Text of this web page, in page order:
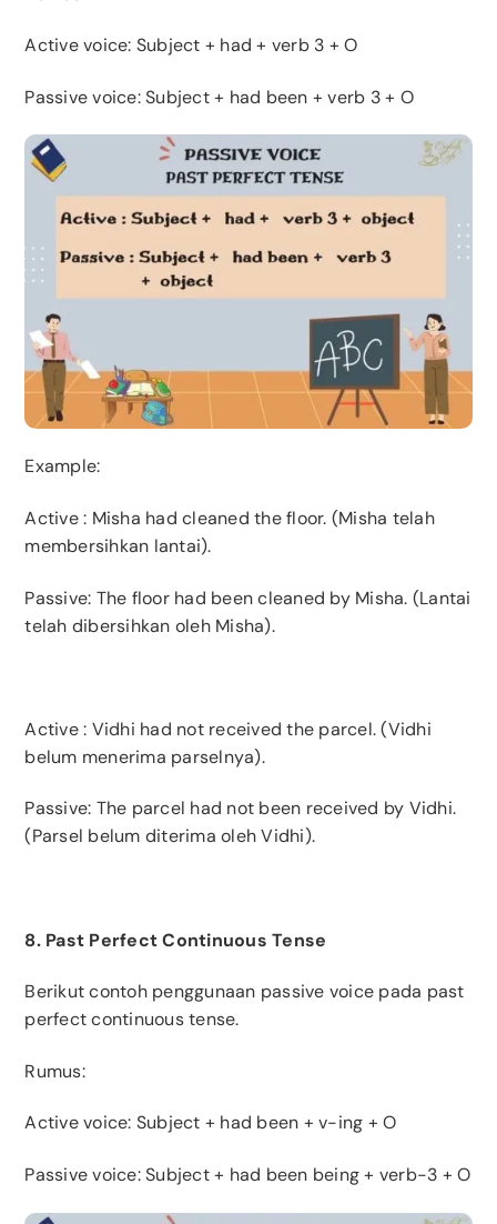
Active voice: Subject + had + verb 3 + O
Passive voice: Subject + had been + verb 3 + O
Example:
Active : Misha had cleaned the floor. (Misha telah
membersihkan lantai).
Passive: The floor had been cleaned by Misha. (Lantai
telah dibersihkan oleh Misha).
Active : Vidhi had not received the parcel. (Vidhi
belum menerima parselnya).
Passive: The parcel had not been received by Vidhi.
(Parsel belum diterima oleh Vidhi).
8. Past Perfect Continuous Tense
Berikut contoh penggunaan passive voice pada past
perfect continuous tense.
Rumus:
Active voice: Subject + had been + v-ing + O
Passive voice: Subject + had been being + verb-3 + O